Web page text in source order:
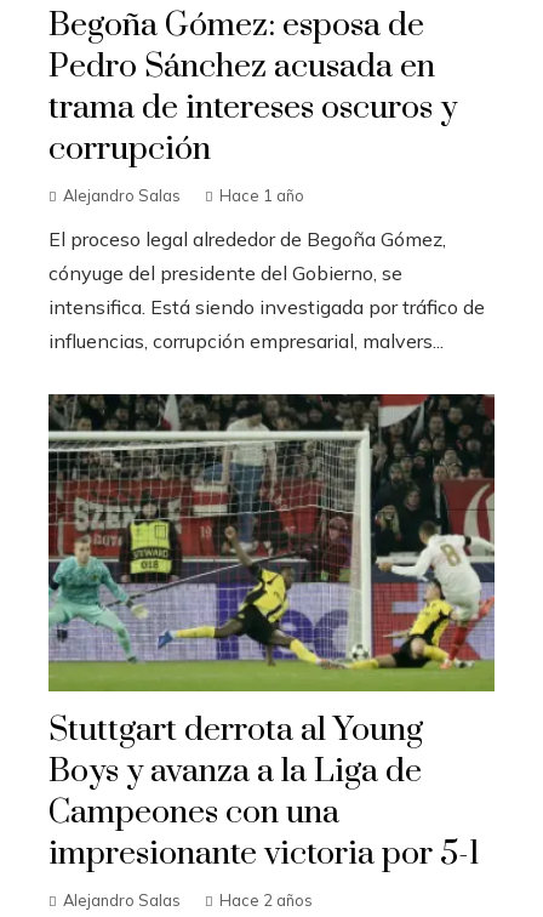
Begoña Gómez: esposa de
Pedro Sánchez acusada en
trama de intereses oscuros y
corrupción
Alejandro Salas Hace 1 año
El proceso legal alrededor de Begoña Gómez,
cónyuge del presidente del Gobierno, se
intensifica. Está siendo investigada por tráfico de
influencias, corrupción empresarial, malvers...
Stuttgart derrota al Young
Boys y avanza a la Liga de
Campeones con una
impresionante victoria por 5-1
Alejandro Salas Hace 2 años